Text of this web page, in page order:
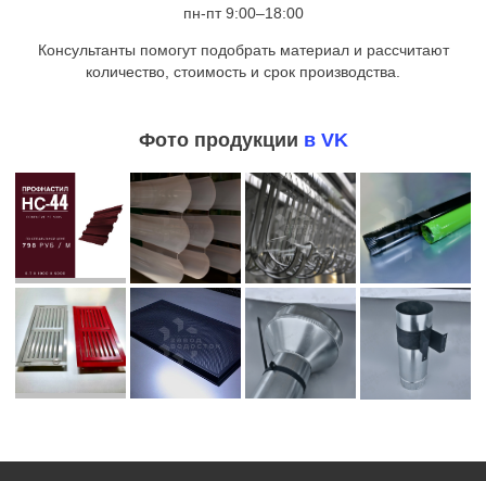
пн-пт 9:00–18:00
Консультанты помогут подобрать материал и рассчитают
количество, стоимость и срок производства.
Фото продукции в VK